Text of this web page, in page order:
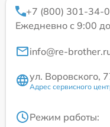
+7 (800) 301-34-
Ежедневно с 9:00
info@re-
ул. Воровского,
Адрес сервисного
Режим работы: